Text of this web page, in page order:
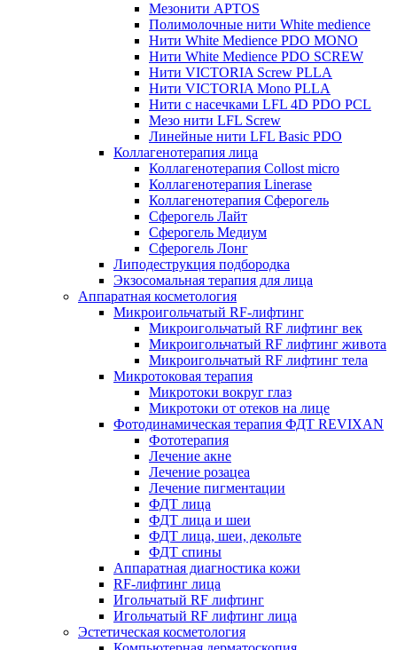
Мезонити APTOS
Полимолочные нити White medience
Нити White Medience PDO MONO
Нити White Medience PDO SCREW
Нити VICTORIA Screw PLLA
Нити VICTORIA Mono PLLA
Нити с насечками LFL 4D PDO PCL
Мезо нити LFL Screw
Линейные нити LFL Basic PDO
Коллагенотерапия лица
Коллагенотерапия Collost micro
Коллагенотерапия Linerase
Коллагенотерапия Сферогель
Сферогель Лайт
Сферогель Медиум
Сферогель Лонг
Липодеструкция подбородка
Экзосомальная терапия для лица
Аппаратная косметология
Микроигольчатый RF-лифтинг
Микроигольчатый RF лифтинг век
Микроигольчатый RF лифтинг живота
Микроигольчатый RF лифтинг тела
Микротоковая терапия
Микротоки вокруг глаз
Микротоки от отеков на лице
Фотодинамическая терапия ФДТ REVIXAN
Фототерапия
Лечение акне
Лечение розацеа
Лечение пигментации
ФДТ лица
ФДТ лица и шеи
ФДТ лица, шеи, декольте
ФДТ спины
Аппаратная диагностика кожи
RF-лифтинг лица
Игольчатый RF лифтинг
Игольчатый RF лифтинг лица
Эстетическая косметология